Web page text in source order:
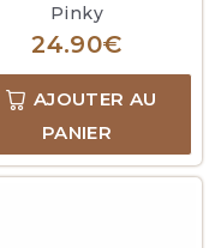
Pinky
24.90€
AJOUTER AU
PANIER